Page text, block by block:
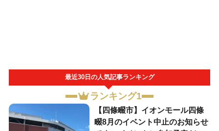
最近30日の人気記事ランキング
ランキング1
【四條畷市】イオンモール四條
畷8月のイベント中止のお知らせ